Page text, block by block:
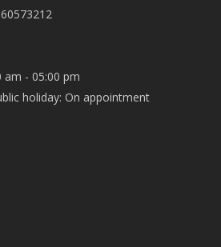
am - 05:00 pm
holiday: On appointment